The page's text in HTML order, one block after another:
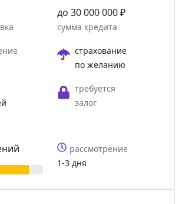
до 30 000 000 ₽
сумма кредита
страхование
по желанию
требуется
залог
рассмотрение
1-3 дня